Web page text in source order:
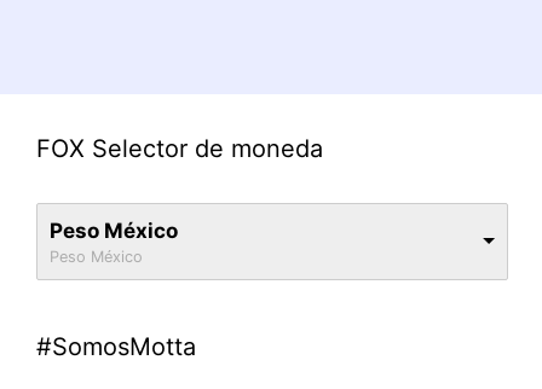
FOX Selector de moneda
Peso México
Peso México
#SomosMotta